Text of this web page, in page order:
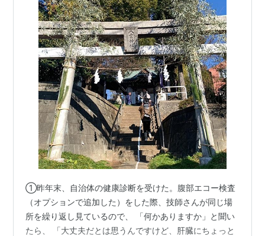
➀昨年末、自治体の健康診断を受けた。腹部エコー検査
（オプションで追加した）をした際、技師さんが同じ場
所を繰り返し見ているので、 「何かありますか」と聞い
たら、 「大丈夫だとは思うんですけど、肝臓にちょっと